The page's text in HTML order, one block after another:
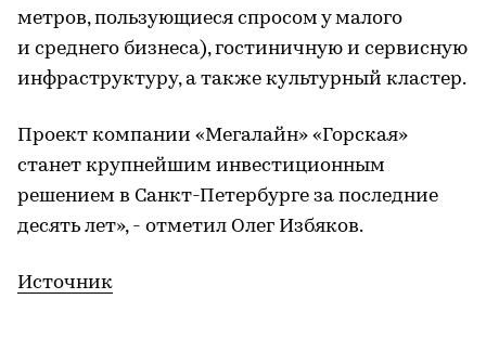
метров, пользующиеся спросом у малого
и среднего бизнеса), гостиничную и сервисную
инфраструктуру, а также культурный кластер.
Проект компании «Мегалайн» «Горская»
станет крупнейшим инвестиционным
решением в Санкт-Петербурге за последние
десять лет», - отметил Олег Избяков.
Источник